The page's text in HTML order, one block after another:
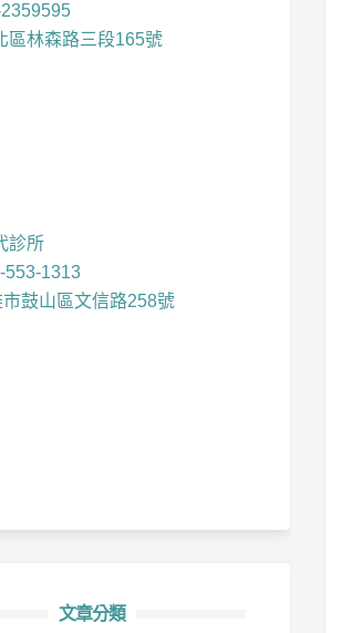
區林森路三段165號
診所
553-1313
鼓山區文信路258號
文章分類